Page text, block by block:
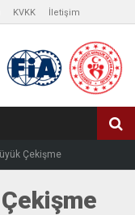
KVKK İletişim
Çekişme